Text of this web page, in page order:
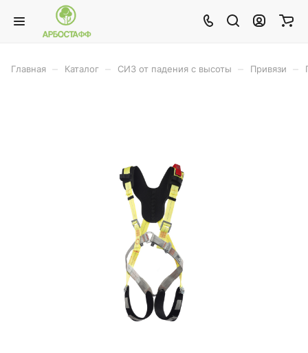
Главная Каталог СИЗ от падения с высоты Привязи